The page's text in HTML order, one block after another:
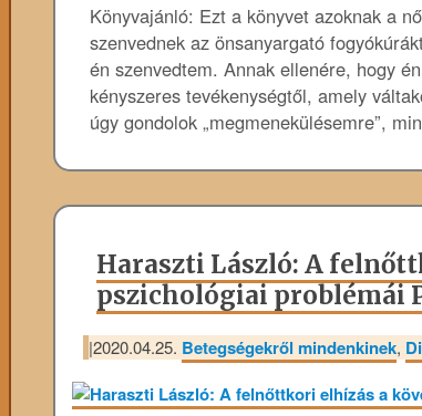
Könyvajánló: Ezt a könyvet azoknak a
szenvednek az önsanyargató
én szenvedtem. Annak ellenére, hogy
kényszeres tevékenységtől, amely
úgy gondolok „megmenekülésemre”,
Haraszti László: A
pszichológiai problémái
|2020.04.25. Betegségekről mindenkinek,